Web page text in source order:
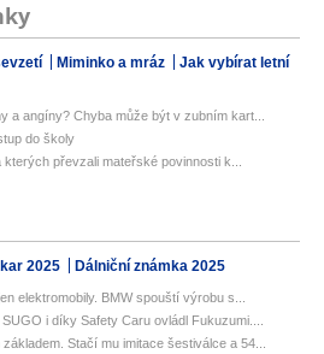
Miminko a mráz
Jak vybírat letní
a angíny? Chyba může být v zubním kart...
do školy
převzali mateřské povinnosti k...
2025 Dálniční známka 2025
elektromobily. BMW spouští výrobu s...
i díky Safety Caru ovládl Fukuzumi....
Stačí mu imitace šestiválce a 54...